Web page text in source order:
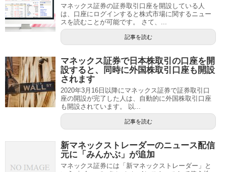
マネックス証券の証券取引口座を開設している人
は、口座にログインすると株式市場に関するニュー
スを読むことが可能です。 さて、...
記事を読む
マネックス証券で日本株取引の口座を開
設すると、同時に外国株取引口座も開設
されます
2020年3月16日以降にマネックス証券で証券取引口
座の開設が完了した人は、自動的に外国株取引口座
も開設されています。 以...
記事を読む
新マネックストレーダーのニュース配信
元に「みんかぶ」が追加
マネックス証券には「新マネックストレーダー」と